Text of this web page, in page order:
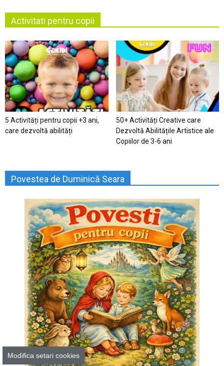
Activitati pentru copii
5 Activități pentru copii +3 ani,
care dezvoltă abilități
50+ Activități Creative care
Dezvoltă Abilitățile Artistice ale
Copiilor de 3-6 ani
Povestea de Duminică Seara
Modifica setari cookies